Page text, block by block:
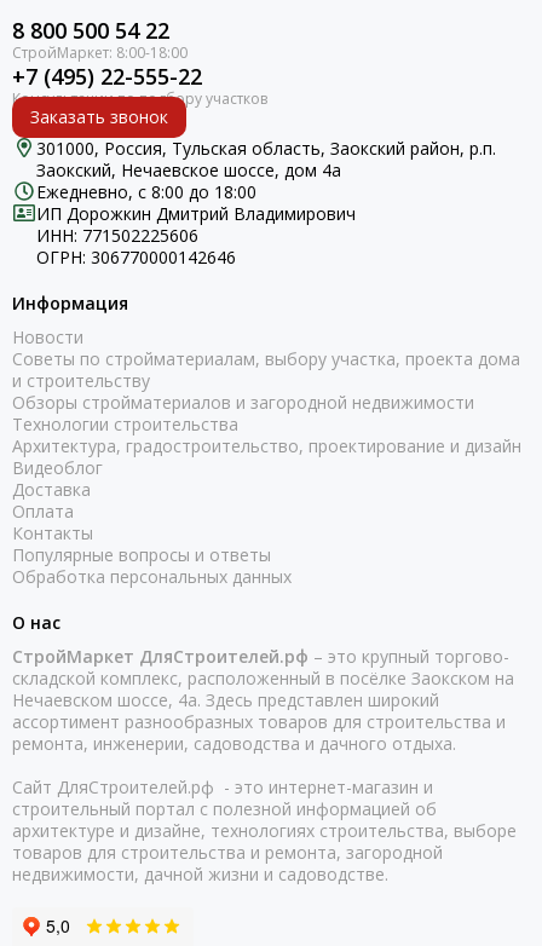
8 800 500 54 22
+7 (495) 22-555-22
Заказать звонок
301000, Россия, Тульская область, Заокский район, р.п.
Заокский, Нечаевское шоссе, дом 4а
Ежедневно, с 8:00 до 18:00
ИП Дорожкин Дмитрий Владимирович
ИНН: 771502225606
ОГРН: 306770000142646
Информация
Новости
Советы по стройматериалам, выбору участка, проекта дома
и строительству
Обзоры стройматериалов и загородной недвижимости
Технологии строительства
Архитектура, градостроительство, проектирование и дизайн
Видеоблог
Доставка
Оплата
Контакты
Популярные вопросы и ответы
Обработка персональных данных
О нас
СтройМаркет ДляСтроителей.рф – это крупный торгово-
складской комплекс, расположенный в посёлке Заокском на
Нечаевском шоссе, 4а. Здесь представлен широкий
ассортимент разнообразных товаров для строительства и
ремонта, инженерии, садоводства и дачного отдыха.
Сайт ДляСтроителей.рф - это интернет-магазин и
строительный портал с полезной информацией об
архитектуре и дизайне, технологиях строительства, выборе
товаров для строительства и ремонта, загородной
недвижимости, дачной жизни и садоводстве.